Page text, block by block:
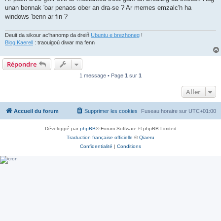
unan bennak 'oar penaos ober an dra-se ? Ar memes emzalc'h ha
windows 'benn ar fin ?
Deuit da sikour ac'hanomp da dreiñ Ubuntu e brezhoneg !
Blog Kaerell : traouigoù diwar ma fenn
Répondre
1 message • Page 1 sur 1
Aller
Accueil du forum Fuseau horaire sur UTC+01:00
Supprimer les cookies
Développé parphpBB® Forum Software © phpBB Limited
Traduction française officielle ©Qiaeru
Confidentialité | Conditions